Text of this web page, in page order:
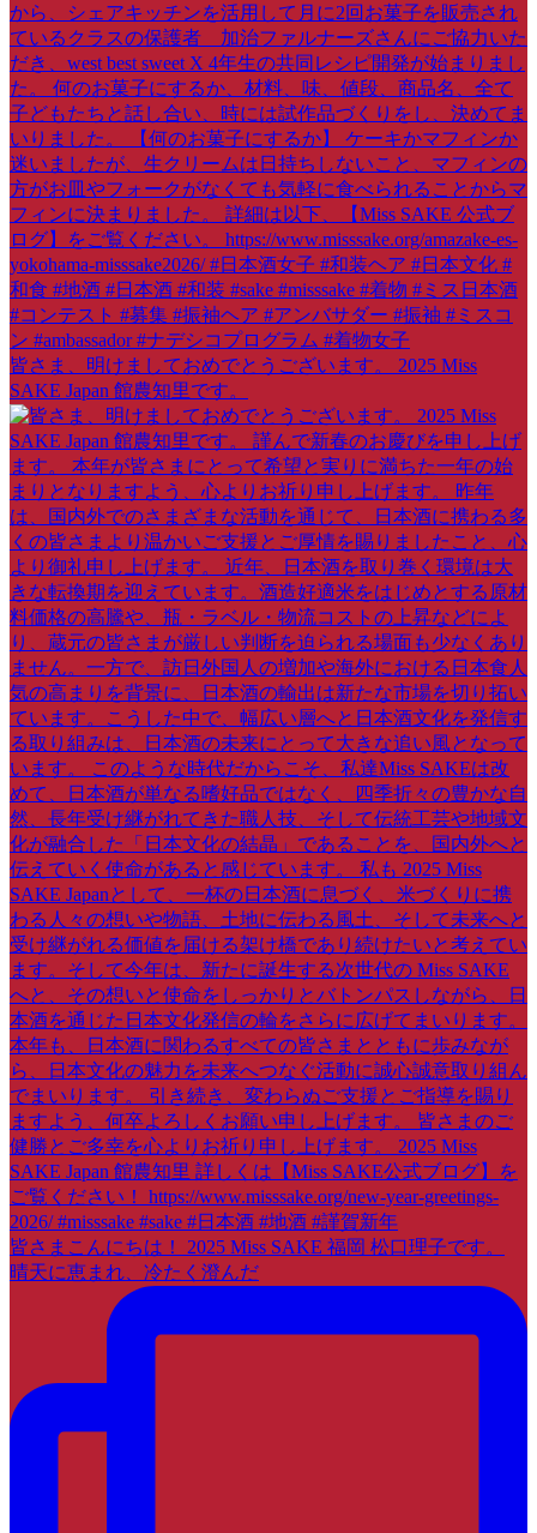
皆さま、明けましておめでとうございます。 2025 Miss
SAKE Japan 館農知里です。
皆さまこんにちは！ 2025 Miss SAKE 福岡 松口理子です。
晴天に恵まれ、冷たく澄んだ